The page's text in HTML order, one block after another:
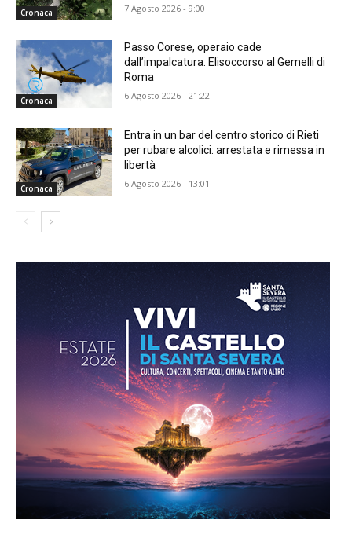
Cronaca 7 Agosto 2026 - 9:00
Cronaca
Passo Corese, operaio cade
dall’impalcatura. Elisoccorso al Gemelli di
Roma
6 Agosto 2026 - 21:22
Cronaca
Entra in un bar del centro storico di Rieti
per rubare alcolici: arrestata e rimessa in
libertà
6 Agosto 2026 - 13:01